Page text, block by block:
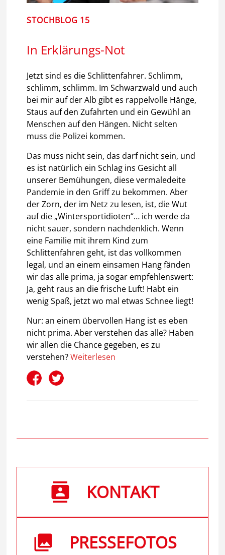
STOCHBLOG 15
In Erklärungs-Not
Jetzt sind es die Schlittenfahrer. Schlimm,
schlimm, schlimm. Im Schwarzwald und auch
bei mir auf der Alb gibt es rappelvolle Hänge,
Staus auf den Zufahrten und ein Gewühl an
Menschen auf den Hängen. Nicht selten
muss die Polizei kommen.
Das muss nicht sein, das darf nicht sein, und
es ist natürlich ein Schlag ins Gesicht all
unserer Bemühungen, diese vermaledeite
Pandemie in den Griff zu bekommen. Aber
der Zorn, der im Netz zu lesen, ist, die Wut
auf die „Wintersportidioten“… ich werde da
nicht sauer, sondern nachdenklich. Wenn
eine Familie mit ihrem Kind zum
Schlittenfahren geht, ist das vollkommen
legal, und an einem einsamen Hang fänden
wir das alle prima, ja sogar empfehlenswert:
Ja, geht raus an die frische Luft! Habt ein
wenig Spaß, jetzt wo mal etwas Schnee liegt!
Nur: an einem übervollen Hang ist es eben
nicht prima. Aber verstehen das alle? Haben
wir allen die Chance gegeben, es zu
verstehen?Weiterlesen
KONTAKT
PRESSEFOTOS